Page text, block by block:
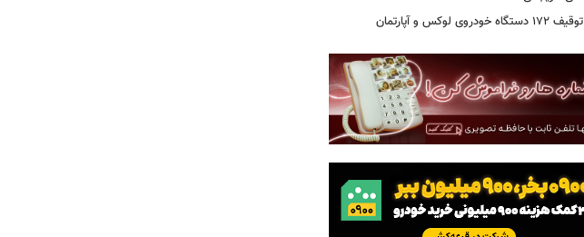
توقیف ۱۷۲ دستگاه خودروی لوکس و آپارتمان